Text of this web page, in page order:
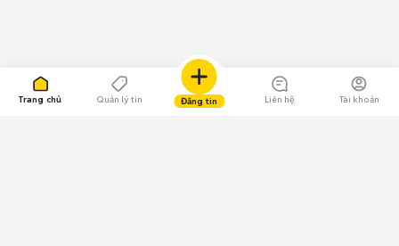
Trang chủ Quản lý tin Đăng tin Liên hệ Tài khoản